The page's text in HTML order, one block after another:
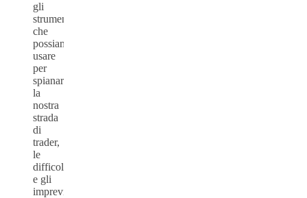
gli
strumenti
che
possiamo
usare
per
spianare
la
nostra
strada
di
trader,
le
difficoltà
e gli
imprevisti